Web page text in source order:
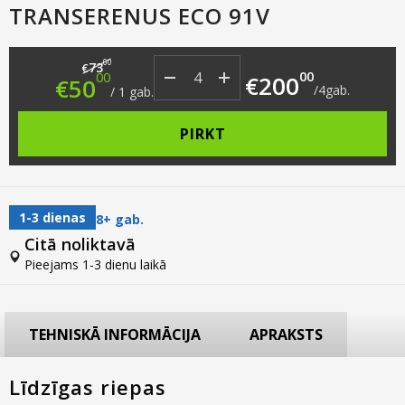
TRANSERENUS ECO 91V
€7300 Original price was: €73.00.
€5000 Current price is: €50.00.
/ 1 gab. €20000
/4gab.
PIRKT
1-3 dienas 8+ gab.
Citā noliktavā
Pieejams 1-3 dienu laikā
TEHNISKĀ INFORMĀCIJA APRAKSTS
Līdzīgas riepas